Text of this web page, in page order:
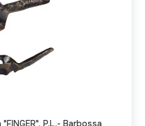
P.L.- Barbossa